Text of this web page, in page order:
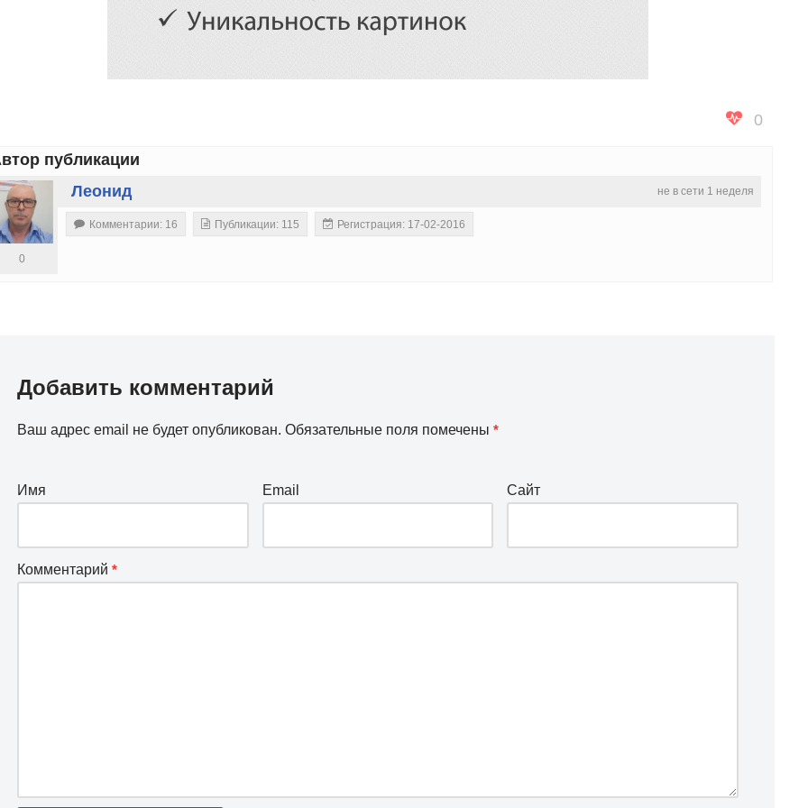
0
публикации
не в сети 1 неделя
Леонид
0
Комментарии: 16 Публикации: 115 Регистрация: 17-02-2016
Добавить комментарий
Ваш адрес email не будет опубликован. Обязательные поля помечены *
Имя Email Сайт
Комментарий *